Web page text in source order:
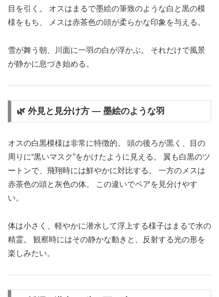
目を引く。 オスはまるで墨絵の筆致のような白と黒の模
様をもち、 メスは赤茶色の頭が柔らかな印象を与える。
雪が舞う朝、川面に一羽の白が浮かぶ。 それだけで風景
が静かに息づき始める。
🌿 外見と見分け方 ― 墨絵のような羽
オスの白黒模様は非常に特徴的。 頭の後ろが黒く、目の
周りに“黒いマスク”をかけたように見える。 翼も白黒のツ
ートンで、飛翔時には鮮やかに対比する。 一方のメスは
赤茶色の頭と灰色の体。 この違いでペアを見分けやす
い。
体は小さく、軽やかに潜水して浮上する様子はまるで水の
精霊。 観察時にはその静かな動きと、反射する光の形を
楽しみたい。